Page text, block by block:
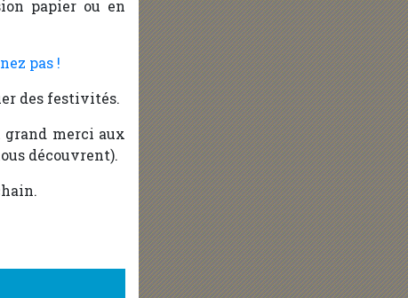
papier ou en
pas !
des festivités.
grand merci aux
découvrent).